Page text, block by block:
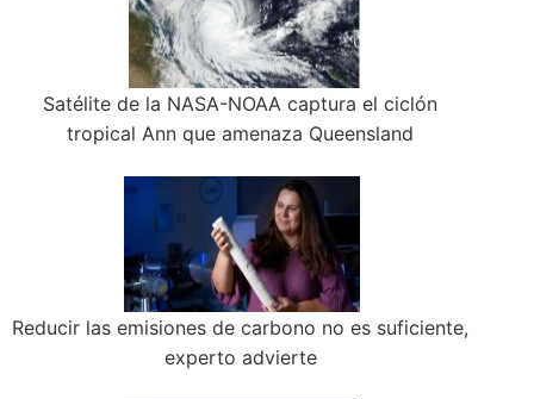
Satélite de la NASA-NOAA captura el ciclón
tropical Ann que amenaza Queensland
Reducir las emisiones de carbono no es suficiente,
experto advierte